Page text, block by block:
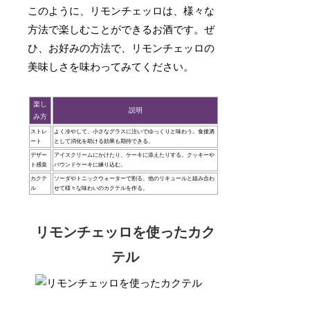
このように、リモンチェッロは、様々な
方法で楽しむことができるお酒です。ぜ
ひ、お好みの方法で、リモンチェッロの
美味しさを味わってみてください。
楽し
み方
説明
ストレ
ート
よく冷やして、小さなグラスに注いでゆっくりと味わう。食後酒
として消化を助ける効果も期待できる。
デザー
ト感覚
アイスクリームにかけたり、ケーキに添えたりする。クッキーや
パウンドケーキに練り込む。
カクテ
ル
ソーダやトニックウォーターで割る。他のリキュールと組み合わ
せて様々な味わいのカクテルを作る。
リモンチェッロを使ったカク
テル